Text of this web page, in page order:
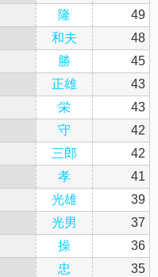
隆
49
和夫
48
勝
45
正雄
43
栄
43
守
42
三郎
42
孝
41
光雄
39
光男
37
操
36
忠
35